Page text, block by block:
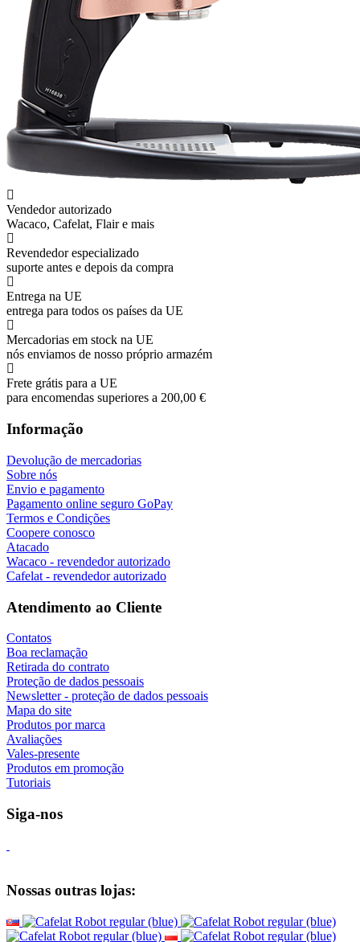
Vendedor autorizado
Wacaco, Cafelat, Flair e mais
Revendedor especializado
suporte antes e depois da compra
Entrega na UE
entrega para todos os países da UE
Mercadorias em stock na UE
nós enviamos de nosso próprio armazém
Frete grátis para a UE
para encomendas superiores a 200,00 €
Informação
Devolução de mercadorias
Sobre nós
Envio e pagamento
Pagamento online seguro GoPay
Termos e Condições
Coopere conosco
Atacado
Wacaco - revendedor autorizado
Cafelat - revendedor autorizado
Atendimento ao Cliente
Contatos
Boa reclamação
Retirada do contrato
Proteção de dados pessoais
Newsletter - proteção de dados pessoais
Mapa do site
Produtos por marca
Avaliações
Vales-presente
Produtos em promoção
Tutoriais
Siga-nos
Nossas outras lojas: